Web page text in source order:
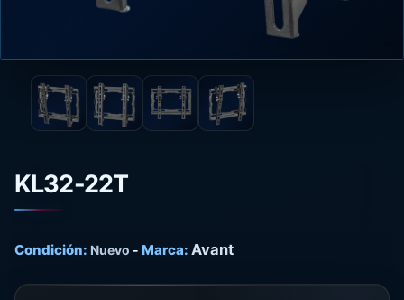
KL32-22T
Condición: Nuevo - Marca: Avant